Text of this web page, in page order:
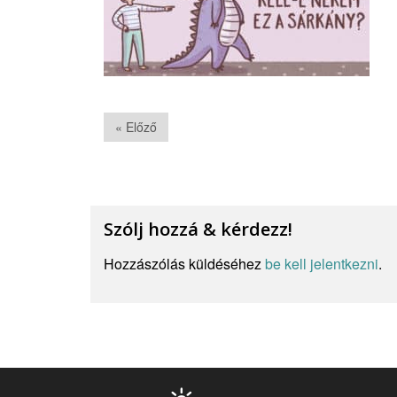
« Előző
Szólj hozzá & kérdezz!
Hozzászólás küldéséhezbe kell jelentkezni.